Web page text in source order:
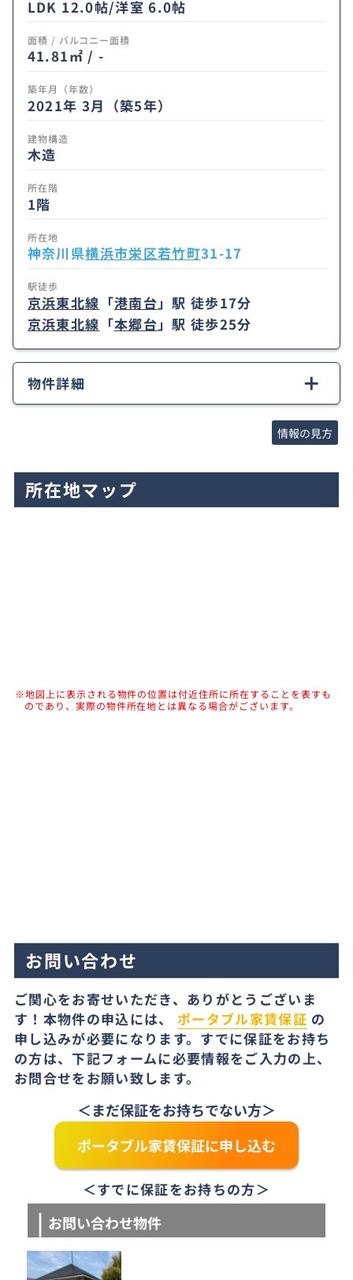
LDK 12.0帖/洋室 6.0帖
面積 / バルコニー面積
41.81㎡ / -
築年月（年数）
2021年 3月（築5年）
建物構造
木造
所在階
1階
所在地
神奈川県横浜市栄区若竹町31-17
駅徒歩
京浜東北線 「港南台 」駅 徒歩17分
京浜東北線 「本郷台」駅 徒歩25分
物件詳細
情報の見方
所在地マップ
※地図上に表示される物件の位置は付近住所に所在することを表すも
のであり、実際の物件所在地とは異なる場合がございます。
お問い合わせ
ご関心をお寄せいただき、ありがとうございま
す！本物件の申込には、 ポータブル家賃保証 の
申し込みが必要になります。すでに保証をお持ち
の方は、下記フォームに必要情報をご入力の上、
お問合せをお願い致します。
＜まだ保証をお持ちでない方＞
ポータブル家賃保証に申し込む
＜すでに保証をお持ちの方＞
お問い合わせ物件